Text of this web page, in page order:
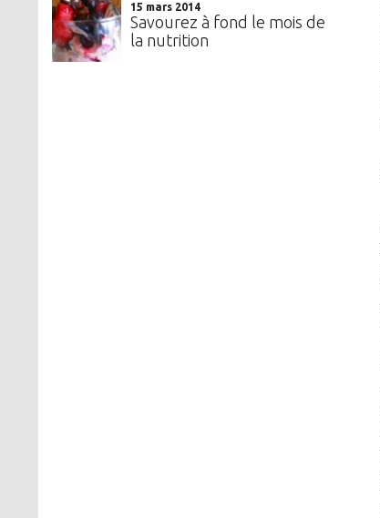
15 mars 2014
Savourez à fond le mois de
la nutrition